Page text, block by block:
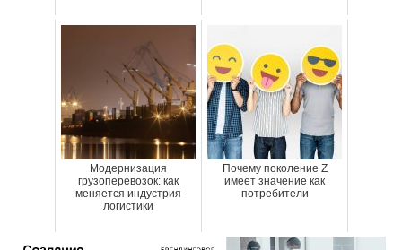
Модернизация
грузоперевозок: как
меняется индустрия
логистики
Почему поколение Z
имеет значение как
потребители